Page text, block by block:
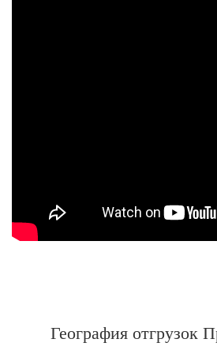
География отгрузок